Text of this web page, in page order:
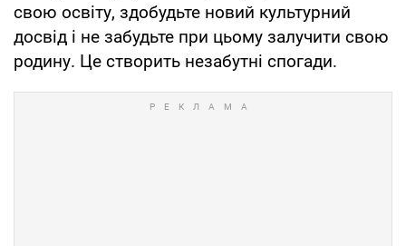
свою освіту, здобудьте новий культурний
досвід і не забудьте при цьому залучити свою
родину. Це створить незабутні спогади.